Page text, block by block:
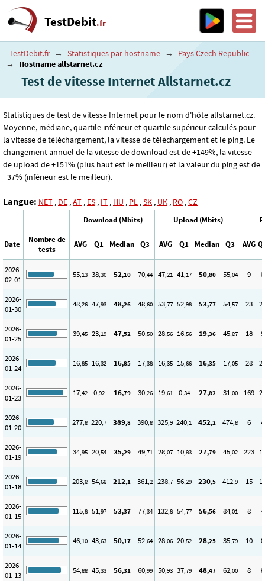
TestDebit.fr
TestDebit.fr → Statistiques par hostname →
Pays Czech Republic
→
Hostname allstarnet.cz
Test de vitesse Internet Allstarnet.cz
Statistiques de test de vitesse Internet pour le nom d'hôte allstarnet.cz.
Moyenne, médiane, quartile inférieur et quartile supérieur calculés pour
la vitesse de téléchargement, la vitesse de téléchargement et le ping. Le
changement annuel de la vitesse de download est de +149%, la vitesse
de upload de +151% (plus haut est le meilleur) et la valeur du ping est de
+37% (inférieur est le meilleur).
Langue: NET , DE ,AT , ES , IT , HU , PL ,SK , UK , RO ,CZ
Download (Mbits) Upload (Mbits)
Date
Nombre de
tests
AVG Q1 Median Q3 AVG Q1 Median Q3 AVG
2026-
02-01
55,13 38,30 52,10 70,44 47,21 41,17 50,80 55,04 9 8
2026-
01-30
48,26 47,93 48,26 48,60 53,77 52,98 53,77 54,57 23
2026-
01-25
39,45 23,19 47,52 50,50 28,56 16,56 19,36 45,87 18 9
2026-
01-24
16,85 16,32 16,85 17,38 16,35 15,66 16,35 17,05 28
2026-
01-23
17,42 0,92 16,79 30,26 19,61 0,34 27,82 31,00 169
2026-
01-20
277,8 220,7 389,8 390,8 325,9 240,1 452,2 474,8 6 4
2026-
01-19
34,95 20,54 35,29 49,71 28,07 10,83 27,79 45,02 223
2026-
01-18
203,8 54,68 212,1 361,2 238,7 56,29 230,5 412,9 15
2026-
01-15
115,8 51,97 53,37 77,34 132,8 54,77 56,56 84,01 8 4
2026-
01-14
46,10 43,63 50,17 52,64 28,06 20,52 28,25 35,79 10 8
2026-
01-13
54,88 45,33 56,31 60,99 50,93 37,79 48,47 62,00 8 8